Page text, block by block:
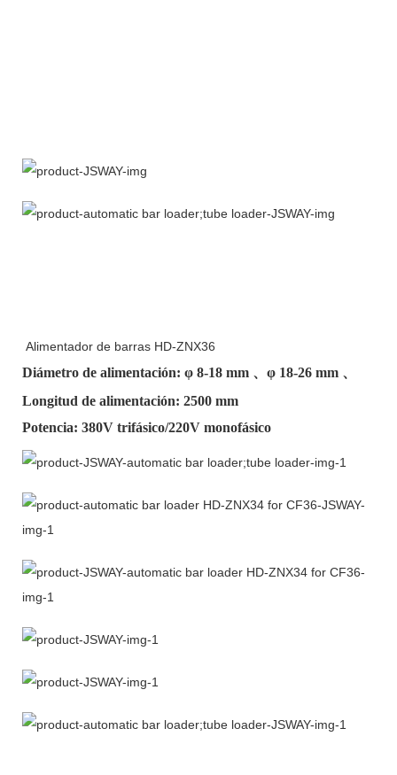
Alimentador de barras HD-ZNX36
Diámetro de alimentación: φ 8-18 mm 、φ 18-26 mm 、
Longitud de alimentación: 2500 mm
Potencia: 380V trifásico/220V monofásico